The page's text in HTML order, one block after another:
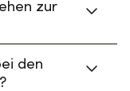
zur
den